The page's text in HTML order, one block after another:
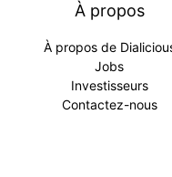
À propos
À propos de
Jobs
Investisseurs
Contactez-nous